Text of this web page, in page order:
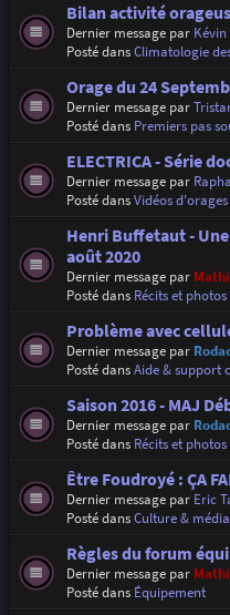
Bilan activité
Dernier message par
Posté dansClimatologie
Orage du 24
Dernier message par
Posté dans Premiers pas
ELECTRICA - Série
Dernier message par
Posté dansVidéos d'orages
Henri Buffetaut -
août 2020
Dernier message par
Posté dans Récits et
Problème avec
Dernier message par
Posté dansAide & support
Saison 2016 - MAJ
Dernier message par
Posté dans Récits et
Être Foudroyé : ÇA
Dernier message par Eric
Posté dansCulture &
Règles du forum
Dernier message par
Posté dans Équipement